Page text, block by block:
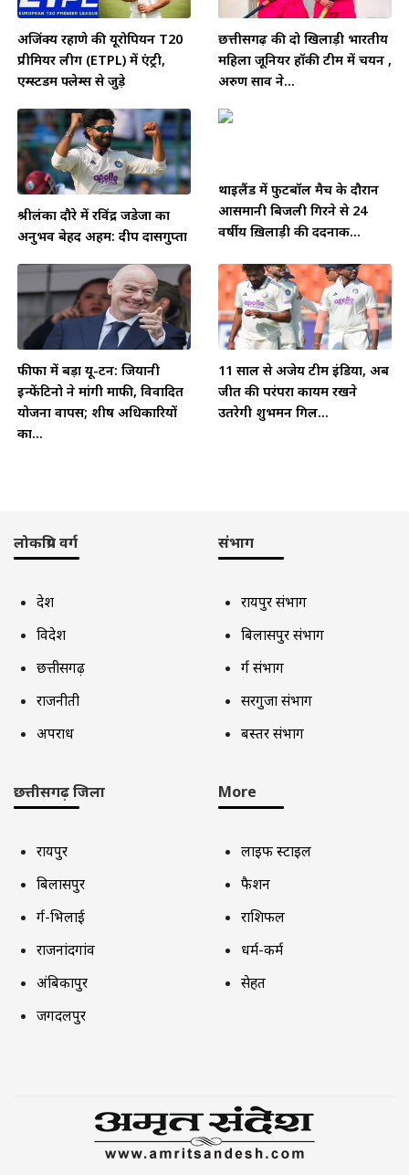
अजिंक्य रहाणे की यूरोपियन T20
प्रीमियर लीग (ETPL) में एंट्री,
एम्स्टर्डम फ्लेम्स से जुड़े
छत्तीसगढ़ की दो खिलाड़ी भारतीय
महिला जूनियर हॉकी टीम में चयन ,
अरुण साव ने...
श्रीलंका दौरे में रविंद्र जडेजा का
अनुभव बेहद अहम: दीप दासगुप्ता
थाईलैंड में फुटबॉल मैच के दौरान
आसमानी बिजली गिरने से 24
वर्षीय ख़िलाड़ी की दर्दनाक...
फीफा में बड़ा यू-टर्न: जियानी
इन्फेंटिनो ने मांगी माफी, विवादित
योजना वापस; शीर्ष अधिकारियों
का...
11 साल से अजेय टीम इंडिया, अब
जीत की परंपरा कायम रखने
उतरेगी शुभमन गिल...
लोकप्रिय वर्ग
देश
विदेश
छत्तीसगढ़
राजनीती
अपराध
संभाग
रायपुर संभाग
बिलासपुर संभाग
दुर्ग संभाग
सरगुजा संभाग
बस्तर संभाग
छत्तीसगढ़ जिला
रायपुर
बिलासपुर
दुर्ग-भिलाई
राजनांदगांव
अंबिकापुर
जगदलपुर
More
लाइफ स्टाइल
फैशन
राशिफल
धर्म-कर्म
सेहत